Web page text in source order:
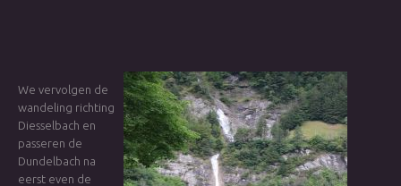
We vervolgen de
wandeling richting
Diesselbach en
passeren de
Dundelbach na
eerst even de